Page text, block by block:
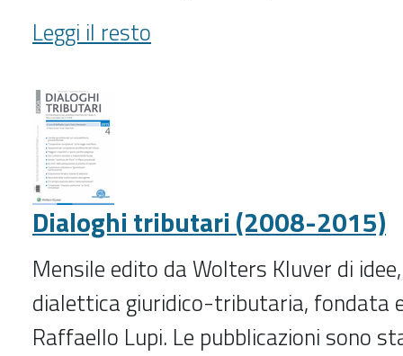
Democrazia
e
(2003-
2/2018)
Leggi il resto
Dialoghi tributari (2008-2015)
Mensile edito da Wolters Kluver di
dialettica giuridico-tributaria, fondata
Raffaello Lupi. Le pubblicazioni sono